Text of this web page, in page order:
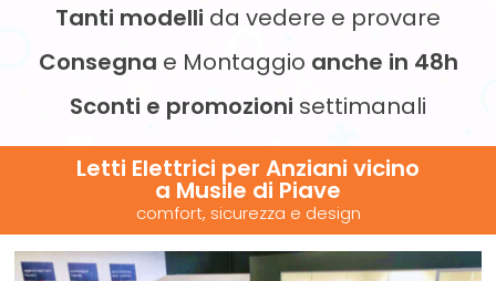
Tanti modelli da vedere e provare
Consegna e Montaggio anche in 48h
Sconti e promozioni settimanali
Letti Elettrici per Anziani vicino
a Musile di Piave
comfort, sicurezza e design